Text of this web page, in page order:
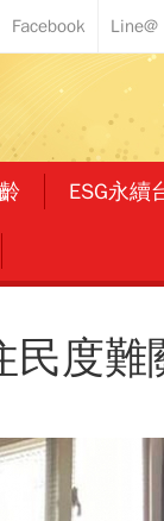
ESG永續
民度難